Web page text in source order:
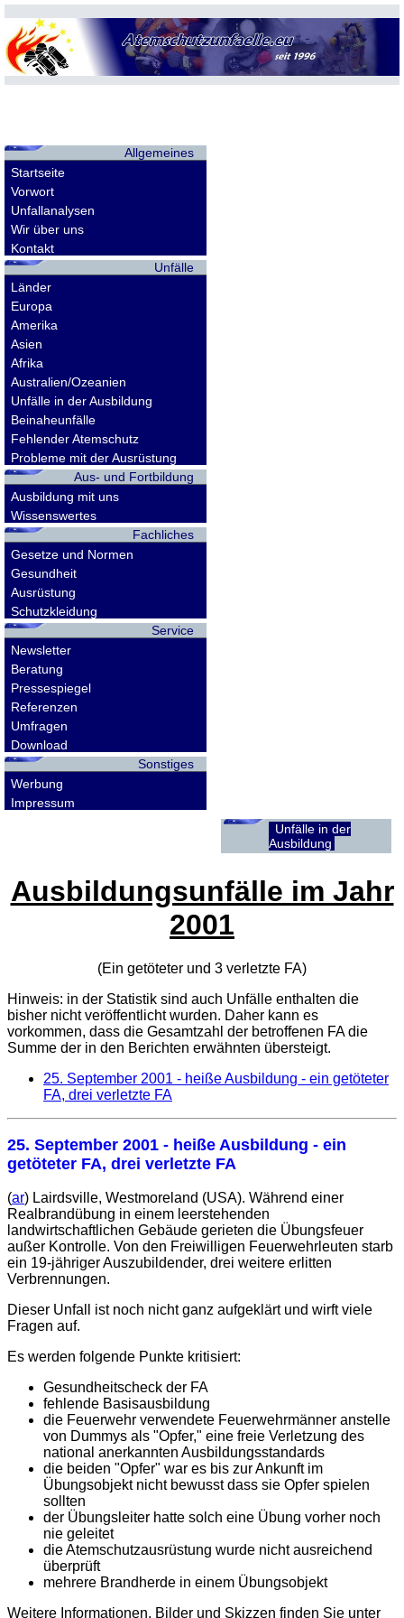
Allgemeines
Startseite
Vorwort
Unfallanalysen
Wir über uns
Kontakt
Unfälle
Länder
Europa
Amerika
Asien
Afrika
Australien/Ozeanien
Unfälle in der Ausbildung
Beinaheunfälle
Fehlender Atemschutz
Probleme mit der Ausrüstung
Aus- und Fortbildung
Ausbildung mit uns
Wissenswertes
Fachliches
Gesetze und Normen
Gesundheit
Ausrüstung
Schutzkleidung
Service
Newsletter
Beratung
Pressespiegel
Referenzen
Umfragen
Download
Sonstiges
Werbung
Impressum
Unfälle in der
Ausbildung
Ausbildungsunfälle im Jahr
2001
(Ein getöteter und 3 verletzte FA)
Hinweis: in der Statistik sind auch Unfälle enthalten die
bisher nicht veröffentlicht wurden. Daher kann es
vorkommen, dass die Gesamtzahl der betroffenen FAdie
Summe der in den Berichten erwähnten übersteigt.
25. September 2001 - heiße Ausbildung - ein getöteter
FA, drei verletzte FA
25. September 2001 - heiße Ausbildung - ein
getöteter FA, drei verletzte FA
(ar) Lairdsville, Westmoreland (USA). Während einer
Realbrandübung in einem leerstehenden
landwirtschaftlichen Gebäude gerieten die Übungsfeuer
außer Kontrolle. Von den Freiwilligen Feuerwehrleuten starb
ein 19-jähriger Auszubildender, drei weitere erlitten
Verbrennungen.
Dieser Unfall ist noch nicht ganz aufgeklärt und wirft viele
Fragen auf.
Es werden folgende Punkte kritisiert:
Gesundheitscheck der FA
fehlende Basisausbildung
die Feuerwehr verwendete Feuerwehrmänner anstelle
von Dummys als "Opfer," eine freie Verletzung des
national anerkannten Ausbildungsstandards
die beiden "Opfer" war es bis zur Ankunft im
Übungsobjekt nicht bewusst dass sie Opfer spielen
sollten
der Übungsleiter hatte solch eine Übung vorher noch
nie geleitet
die Atemschutzausrüstung wurde nicht ausreichend
überprüft
mehrere Brandherde in einem Übungsobjekt
Weitere Informationen, Bilder und Skizzen finden Sie unter